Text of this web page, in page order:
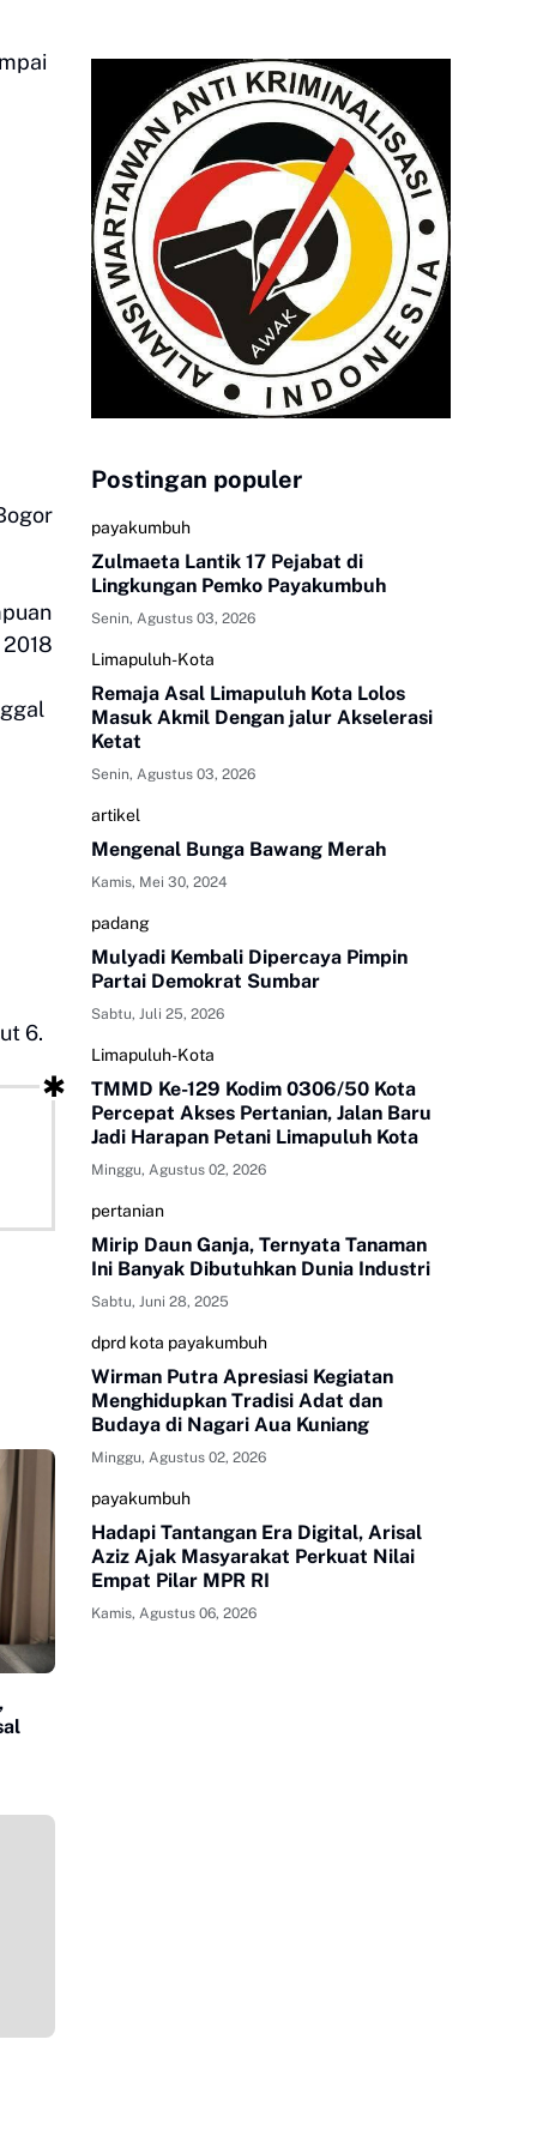
6.
Postingan populer
payakumbuh
Zulmaeta Lantik 17 Pejabat di
Lingkungan Pemko Payakumbuh
Senin, Agustus 03, 2026
Limapuluh-Kota
Remaja Asal Limapuluh Kota Lolos
Masuk Akmil Dengan jalur Akselerasi
Ketat
Senin, Agustus 03, 2026
artikel
Mengenal Bunga Bawang Merah
Kamis, Mei 30, 2024
padang
Mulyadi Kembali Dipercaya Pimpin
Partai Demokrat Sumbar
Sabtu, Juli 25, 2026
Limapuluh-Kota
TMMD Ke-129 Kodim 0306/50 Kota
Percepat Akses Pertanian, Jalan Baru
Jadi Harapan Petani Limapuluh Kota
Minggu, Agustus 02, 2026
pertanian
Mirip Daun Ganja, Ternyata Tanaman
Ini Banyak Dibutuhkan Dunia Industri
Sabtu, Juni 28, 2025
dprd kota payakumbuh
Wirman Putra Apresiasi Kegiatan
Menghidupkan Tradisi Adat dan
Budaya di Nagari Aua Kuniang
Minggu, Agustus 02, 2026
payakumbuh
Hadapi Tantangan Era Digital, Arisal
Aziz Ajak Masyarakat Perkuat Nilai
Empat Pilar MPR RI
Kamis, Agustus 06, 2026